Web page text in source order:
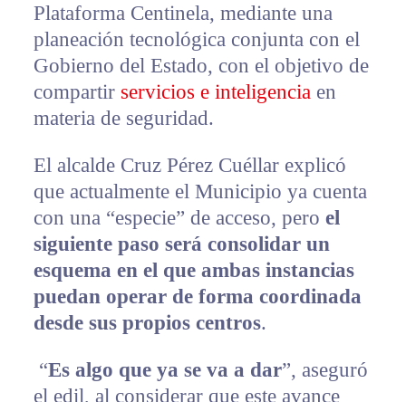
Plataforma Centinela, mediante una
planeación tecnológica conjunta con el
Gobierno del Estado, con el objetivo de
compartir servicios e inteligenciaen
materia de seguridad.
El alcalde Cruz Pérez Cuéllar explicó
que actualmente el Municipio ya cuenta
con una “especie” de acceso, pero el
siguiente paso será consolidar un
esquema en el que ambas instancias
puedan operar de forma coordinada
desde sus propios centros.
“Es algo que ya se va a dar”, aseguró
el edil, al considerar que este avance